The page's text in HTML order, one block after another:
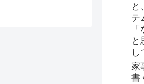
と
テ
と
し
家
書